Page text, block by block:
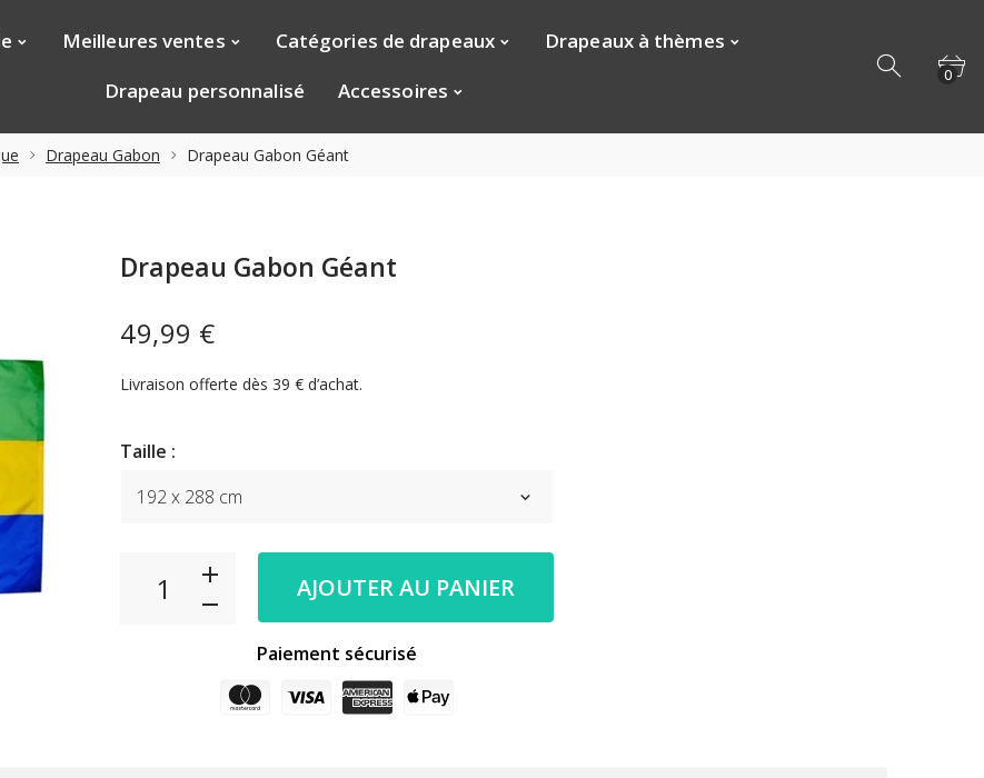
Meilleures ventes Catégories de drapeaux
Drapeaux à thèmes
Drapeau personnalisé
Accessoires
0
Drapeau Gabon Drapeau Gabon Géant
49,99 €
Drapeau Gabon Géant
Livraison offerte dès 39 € d’achat.
Taille :
AJOUTER AU PANIER
Paiement sécurisé